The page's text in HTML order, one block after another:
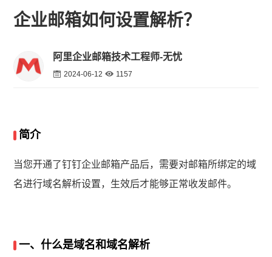
企业邮箱如何设置解析？
阿里企业邮箱技术工程师-无忧
2024-06-12 1157
简介
当您开通了钉钉企业邮箱产品后，需要对邮箱所绑定的域
名进行域名解析设置，生效后才能够正常收发邮件。
一、什么是域名和域名解析